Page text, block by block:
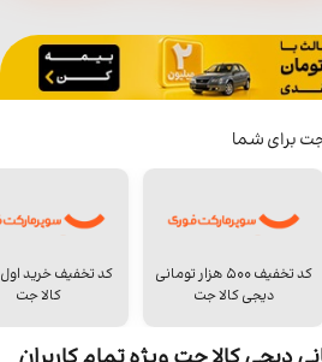
برای شما
کد تخفیف 500 هزار تومانی
دیجی کالا جت
کد تخفیف خرید
کالا جت